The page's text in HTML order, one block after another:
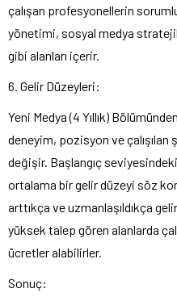
çalışan profesyonellerin
yönetimi, sosyal medya
gibi alanları içerir.
6. Gelir Düzeyleri:
Yeni Medya (4 Yıllık)
deneyim, pozisyon ve çalışılan
değişir. Başlangıç
ortalama bir gelir düzeyi söz
arttıkça ve uzmanlaşıldıkça
yüksek talep gören alanlarda
ücretler alabilirler.
Sonuç: